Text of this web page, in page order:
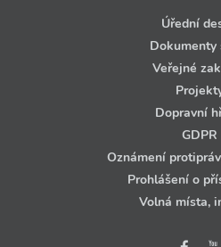
Úřední
Dokumenty
Veřejné
Dopravní
GDPR
Oznámení
Prohlášení o
Volná místa,